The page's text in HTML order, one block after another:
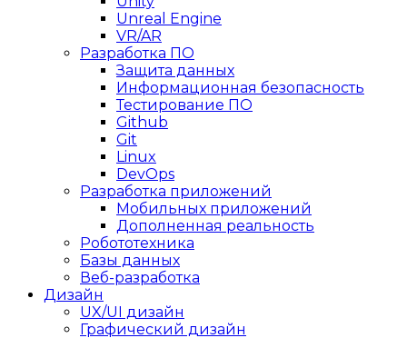
Unreal Engine
VR/AR
Разработка ПО
Защита данных
Информационная безопасность
Тестирование ПО
Github
Git
Linux
DevOps
Разработка приложений
Мобильных приложений
Дополненная реальность
Робототехника
Базы данных
Веб-разработка
Дизайн
UX/UI дизайн
Графический дизайн